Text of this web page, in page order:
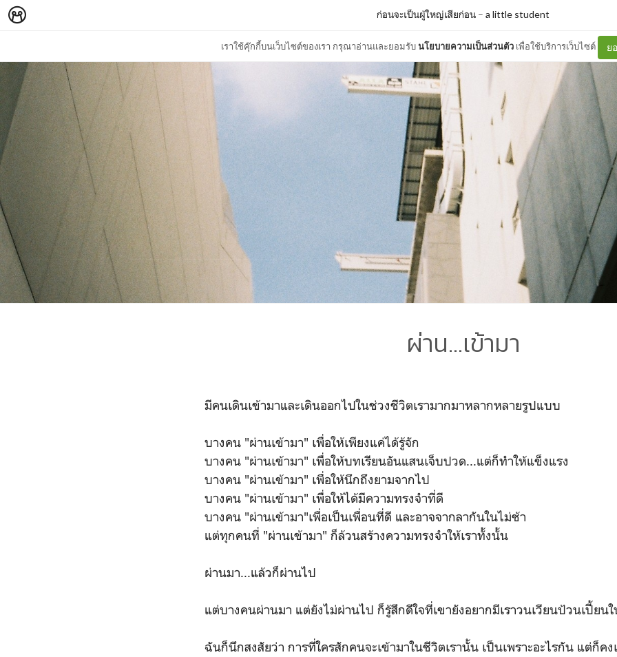
เราใช้คุ๊กกี้บนเว็บไซต์ของเรา กรุณาอ่านและยอมรับนโยบายความเป็นส่วนตัว เพื่อใช้บริการเว็บไซต์ ย
ก่อนจะเป็นผู้ใหญ่เสียก่อน– a little student
ผ่าน...เข้ามา
มีคนเดินเข้ามาและเดินออกไปในช่วงชีวิตเรามากมาหลากหลายรูปแบบ
บางคน "ผ่านเข้ามา" เพื่อให้เพียงแค่ได้รู้จัก
บางคน "ผ่านเข้ามา" เพื่อให้บทเรียนอันแสนเจ็บปวด...แต่ก็ทำให้แข็งแรง
บางคน "ผ่านเข้ามา" เพื่อให้นึกถึงยามจากไป
บางคน "ผ่านเข้ามา" เพื่อให้ได้มีความทรงจำที่ดี
บางคน "ผ่านเข้ามา"เพื่อเป็นเพื่อนที่ดี และอาจจากลากันในไม่ช้า
แต่ทุกคนที่ "ผ่านเข้ามา" ก็ล้วนสร้างความทรงจำให้เราทั้งนั้น
ผ่านมา...แล้วก็ผ่านไป
แต่บางคนผ่านมา แต่ยังไม่ผ่านไป ก็รู้สึกดีใจที่เขายังอยากมีเราวนเวียนป้วนเปี้ยน
ฉันก็นึกสงสัยว่า การที่ใครสักคนจะเข้ามาในชีวิตเรานั้น เป็นเพราะอะไรกัน แต่ก็ค